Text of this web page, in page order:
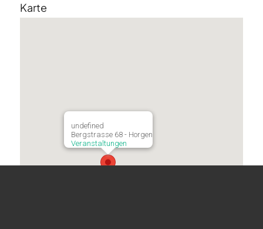
Karte
undefined
Bergstrasse 68 - Horgen
Veranstaltungen